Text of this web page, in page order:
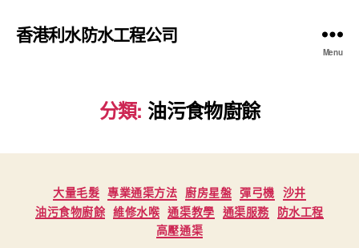
香港利水防水工程公司
Menu
分類: 油污食物廚餘
Categories
大量毛髮 專業通渠方法 廚房星盤 彈弓機 沙井
油污食物廚餘 維修水喉 通渠教學 通渠服務 防水工程
高壓通渠